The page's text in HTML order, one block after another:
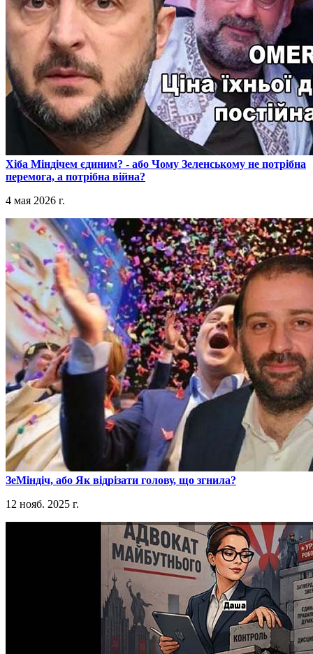
​Хіба Міндічем єдиним? - або Чому Зеленському не потрібна
перемога, а потрібна війна?
4 мая 2026 г.
​ЗеМіндіч, або Як відрізати голову, що згнила?
12 нояб. 2025 г.